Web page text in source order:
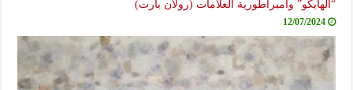
“الهايكو” وامبراطورية العلامات (رولان بارت)
12/07/2024